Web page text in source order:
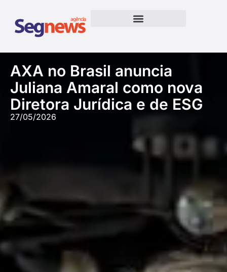
AXA no Brasil anuncia
Juliana Amaral como nova
Diretora Jurídica e de ESG
27/05/2026